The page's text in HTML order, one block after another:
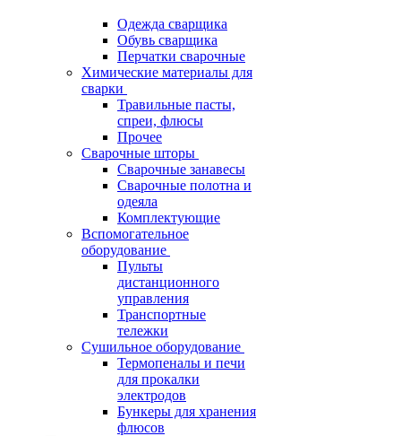
Одежда сварщика
Обувь сварщика
Перчатки сварочные
Химические материалы для
сварки
Травильные пасты,
спреи, флюсы
Прочее
Сварочные шторы
Сварочные занавесы
Сварочные полотна и
одеяла
Комплектующие
Вспомогательное
оборудование
Пульты
дистанционного
управления
Транспортные
тележки
Сушильное оборудование
Термопеналы и печи
для прокалки
электродов
Бункеры для хранения
флюсов